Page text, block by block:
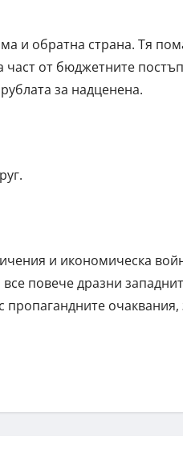
и обратна страна. Тя
част от бюджетните
за надценена.
и икономическа
повече дразни
пропагандните